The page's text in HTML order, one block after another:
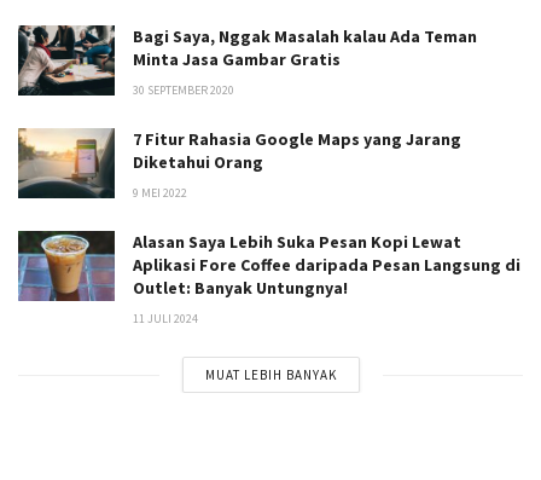
Bagi Saya, Nggak Masalah kalau Ada Teman
Minta Jasa Gambar Gratis
30 SEPTEMBER 2020
7 Fitur Rahasia Google Maps yang Jarang
Diketahui Orang
9 MEI 2022
Alasan Saya Lebih Suka Pesan Kopi Lewat
Aplikasi Fore Coffee daripada Pesan Langsung di
Outlet: Banyak Untungnya!
11 JULI 2024
MUAT LEBIH BANYAK